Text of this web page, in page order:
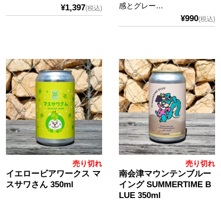
¥1,397(税込)
感とグレー…
¥990(税込)
売り切れ
イエロービアワークス マ
スサワさん 350ml
売り切れ
南会津マウンテンブルー
イング SUMMERTIME B
LUE 350ml